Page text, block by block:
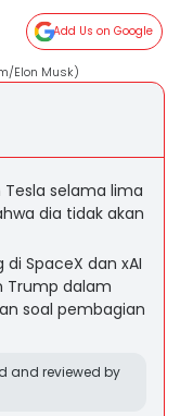
Add Us on Google
Elon Musk)
selama lima
dia tidak akan
SpaceX dan xAI
Trump dalam
soal pembagian
and reviewed by